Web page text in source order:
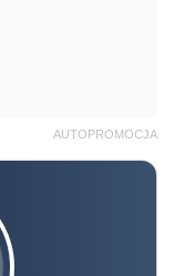
AUTOPROMOCJA